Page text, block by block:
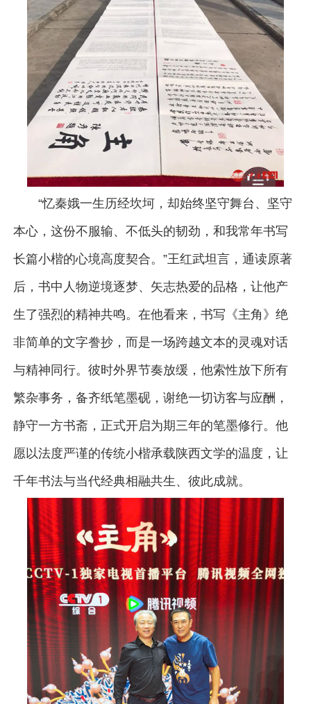
“忆秦娥一生历经坎坷，却始终坚守舞台、坚守
本心，这份不服输、不低头的韧劲，和我常年书写
长篇小楷的心境高度契合。”王红武坦言，通读原著
后，书中人物逆境逐梦、矢志热爱的品格，让他产
生了强烈的精神共鸣。在他看来，书写《主角》绝
非简单的文字誊抄，而是一场跨越文本的灵魂对话
与精神同行。彼时外界节奏放缓，他索性放下所有
繁杂事务，备齐纸笔墨砚，谢绝一切访客与应酬，
静守一方书斋，正式开启为期三年的笔墨修行。他
愿以法度严谨的传统小楷承载陕西文学的温度，让
千年书法与当代经典相融共生、彼此成就。